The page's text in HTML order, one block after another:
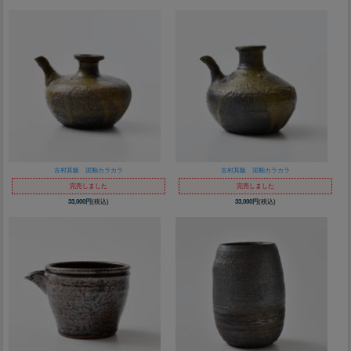
古村其飯 泥釉カラカラ
完売しました
33,000円(税込)
古村其飯 泥釉カラカラ
完売しました
33,000円(税込)